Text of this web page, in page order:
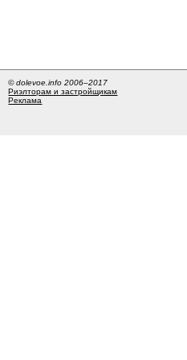
© dolevoe.info 2006–2017
Риэлторам и застройщикам
Реклама